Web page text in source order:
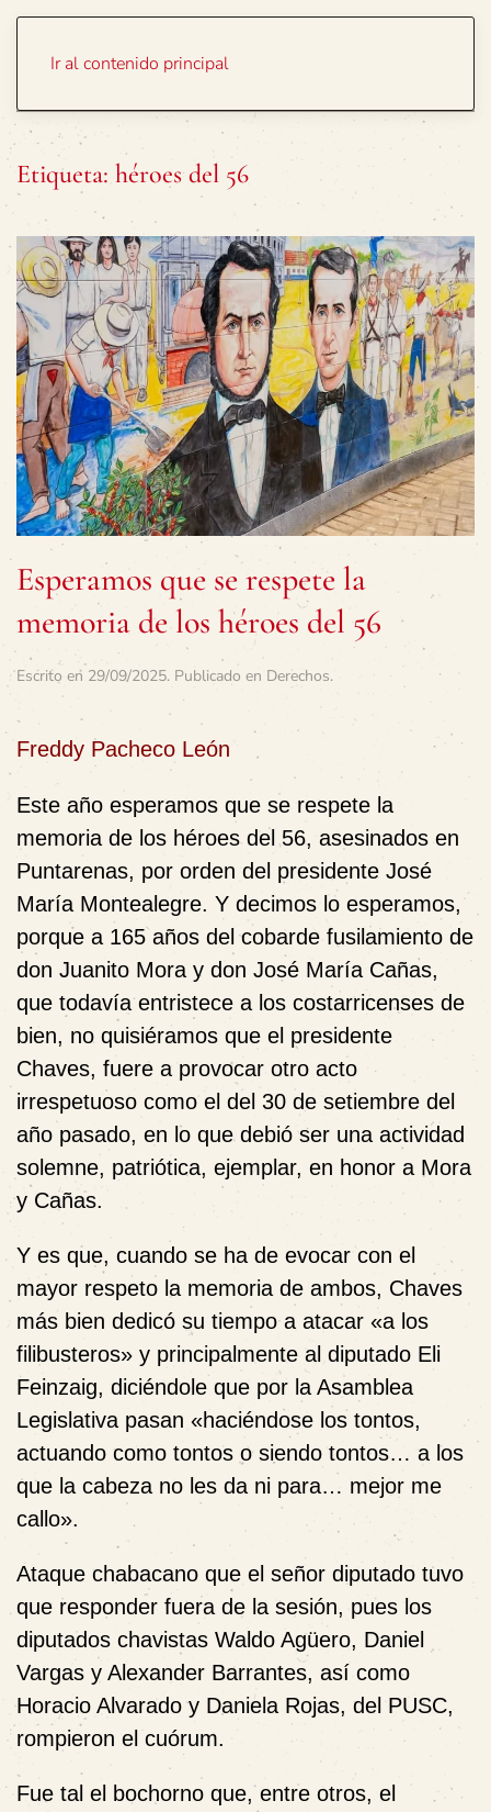
Ir al contenido principal
Etiqueta: héroes del 56
Esperamos que se respete la
memoria de los héroes del 56
Escrito en 29/09/2025. Publicado en Derechos.
Freddy Pacheco León
Este año esperamos que se respete la
memoria de los héroes del 56, asesinados en
Puntarenas, por orden del presidente José
María Montealegre. Y decimos lo esperamos,
porque a 165 años del cobarde fusilamiento de
don Juanito Mora y don José María Cañas,
que todavía entristece a los costarricenses de
bien, no quisiéramos que el presidente
Chaves, fuere a provocar otro acto
irrespetuoso como el del 30 de setiembre del
año pasado, en lo que debió ser una actividad
solemne, patriótica, ejemplar, en honor a Mora
y Cañas.
Y es que, cuando se ha de evocar con el
mayor respeto la memoria de ambos, Chaves
más bien dedicó su tiempo a atacar «a los
filibusteros» y principalmente al diputado Eli
Feinzaig, diciéndole que por la Asamblea
Legislativa pasan «haciéndose los tontos,
actuando como tontos o siendo tontos… a los
que la cabeza no les da ni para… mejor me
callo».
Ataque chabacano que el señor diputado tuvo
que responder fuera de la sesión, pues los
diputados chavistas Waldo Agüero, Daniel
Vargas y Alexander Barrantes, así como
Horacio Alvarado y Daniela Rojas, del PUSC,
rompieron el cuórum.
Fue tal el bochorno que, entre otros, el